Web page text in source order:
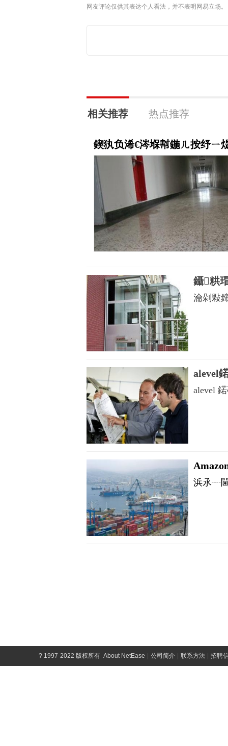
网友评论仅供其表达个人看法，并不表明网易立场。
相关推荐 热点推荐
?1997-2022 版权所有 About NetEase 公司简介 联系方法 招聘